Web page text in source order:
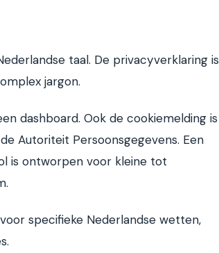
taal. De privacyverklaring is
jargon.
dashboard. Ook de cookiemelding is
Autoriteit Persoonsgegevens. Een
is ontworpen voor kleine tot
specifieke Nederlandse wetten,